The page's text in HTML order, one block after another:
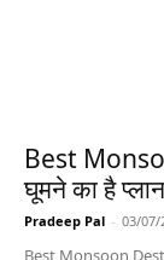
Best
घूमने का है
Pradeep Pal - 03/07/
Best Monsoon